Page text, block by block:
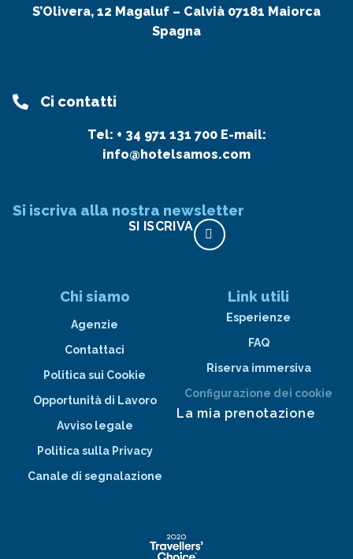
S’Olivera, 12 Magaluf – Calvià 07181 Maiorca
Spagna
Ci contatti
Tel: + 34 971 131 700E-mail:
info@hotelsamos.com
Si iscriva alla nostra newsletter
SI ISCRIVA
Chi siamo
Agenzie
Contattaci
Politica sui Cookie
Opportunità di Lavoro
Avviso legale
Politica sulla Privacy
Canale di segnalazione
Link utili
Esperienze
FAQ
Riserva immersiva
Configurazione dei cookie
La mia prenotazione